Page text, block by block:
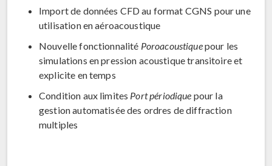
Import de données CFD au format CGNS pour une
utilisation en aéroacoustique
Nouvelle fonctionnalité Poroacoustiquepour les
simulations en pression acoustique transitoire et
explicite en temps
Condition aux limites Port périodique pour la
gestion automatisée des ordres de diffraction
multiples